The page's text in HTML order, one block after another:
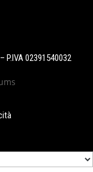
02391540032